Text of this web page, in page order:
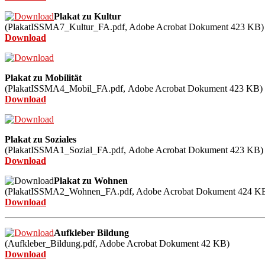
Plakat zu Kultur
(PlakatISSMA7_Kultur_FA.pdf, Adobe Acrobat Dokument 423 KB)
Download
Plakat zu Mobilität
(PlakatISSMA4_Mobil_FA.pdf, Adobe Acrobat Dokument 423 KB)
Download
Plakat zu Soziales
(PlakatISSMA1_Sozial_FA.pdf, Adobe Acrobat Dokument 423 KB)
Download
Plakat zu Wohnen
(PlakatISSMA2_Wohnen_FA.pdf, Adobe Acrobat Dokument 424
Download
Aufkleber Bildung
(Aufkleber_Bildung.pdf, Adobe Acrobat Dokument 42 KB)
Download